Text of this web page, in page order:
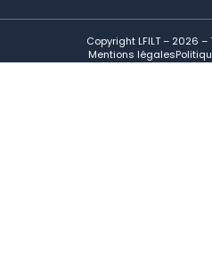
Copyright LFILT – 2026
Mentions légales